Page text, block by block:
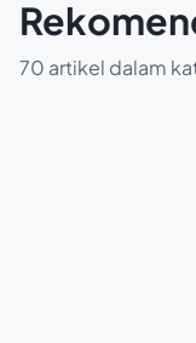
70 artikel dalam